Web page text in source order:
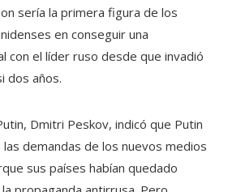
sería la primera figura de los
en conseguir una
con el líder ruso desde que invadió
dos años.
Dmitri Peskov, indicó que Putin
demandas de los nuevos medios
sus países habían quedado